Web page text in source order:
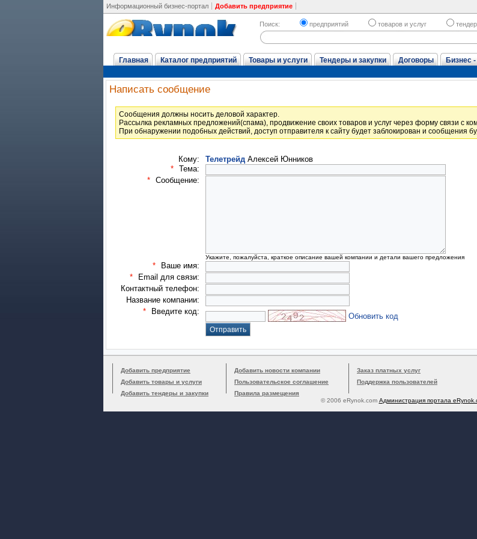
Информационный бизнес-портал Добавить предприятие
Поиск: предприятий товаров и услуг
Главная Каталог предприятий Товары и услуги Тендеры и закупки Договоры Бизнес
Написать сообщение
Cообщения должны носить деловой характер.
Рассылка рекламных предложений(спама), продвижение своих товаров и услуг через форму связи с
При обнаружении подобных действий, доступ отправителя к сайту будет заблокирован и сообщения
Кому: Телетрейд Алексей Юнников
* Тема:
* Сообщение:
Укажите, пожалуйста, краткое описание вашей компании и детали вашего предложения
*
Ваше имя:
*
Email для связи:
Контактный телефон:
Название компании:
*
Введите код:
Обновить код
Добавить предприятие
Добавить товары и услуги
Добавить тендеры и закупки
Добавить новости компании
Пользовательское соглашение
Правила размещения
Заказ платных услуг
Поддержка пользователей
© 2006 eRynok.com Администрация портала